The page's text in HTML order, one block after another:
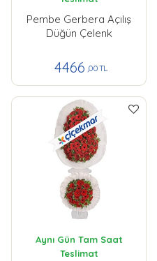
Pembe Gerbera Açılış
Düğün Çelenk
4466 ,00 TL
Aynı Gün Tam Saat
Teslimat